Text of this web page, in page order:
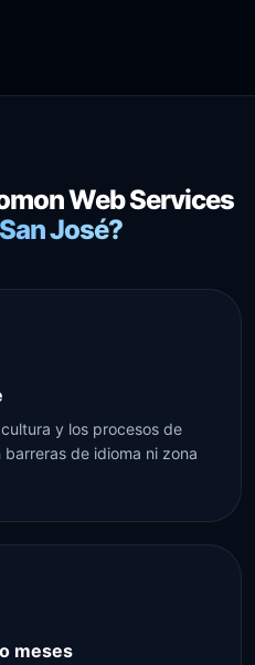
Web Services
José?
y los procesos de
barreras de idioma ni zona
meses